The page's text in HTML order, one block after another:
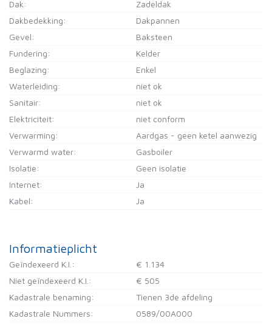
Dak:
Zadeldak
Dakbedekking:
Dakpannen
Gevel:
Baksteen
Fundering:
Kelder
Beglazing:
Enkel
Waterleiding:
niet ok
Sanitair:
niet ok
Elektriciteit:
niet conform
Verwarming:
Aardgas - geen ketel aanwezig
Verwarmd water:
Gasboiler
Isolatie:
Geen isolatie
Internet:
Ja
Kabel:
Ja
Informatieplicht
Geïndexeerd K.I.:
€ 1.134
Niet geïndexeerd K.I.:
€ 505
Kadastrale benaming:
Tienen 3de afdeling
Kadastrale Nummers:
0589/00A000